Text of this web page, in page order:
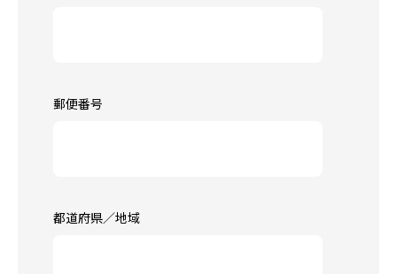
郵便番号
都道府県／地域